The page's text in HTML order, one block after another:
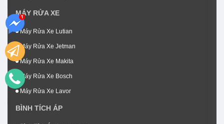
MÁY RỬA XE
Máy Rửa Xe Lutian
Máy Rửa Xe Jetman
Máy Rửa Xe Makita
Máy Rửa Xe Bosch
Máy Rửa Xe Lavor
BÌNH TÍCH ÁP